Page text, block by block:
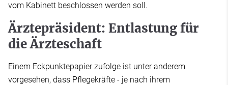
vom Kabinett beschlossen werden soll.
Ärztepräsident: Entlastung für
die Ärzteschaft
Einem Eckpunktepapier zufolge ist unter anderem
vorgesehen, dass Pflegekräfte - je nach ihrem